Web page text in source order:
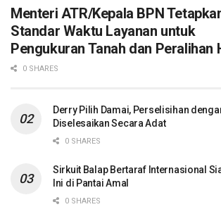
Menteri ATR/Kepala BPN
Standar Waktu Layanan untuk
Pengukuran Tanah dan Peralihan
0 SHARES
Derry Pilih Damai, Perselisihan
Diselesaikan Secara Adat
0 SHARES
Sirkuit Balap Bertaraf Internasional
Ini di Pantai Amal
0 SHARES